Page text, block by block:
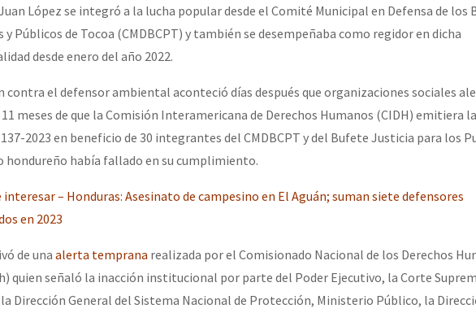
Tokín por el CNI: 30 años de Resistencia y Rebeldía
López se integró a la lucha popular desde el Comité Municipal en Defensa de los
y Públicos de Tocoa (CMDBCPT) y también se desempeñaba como regidor en dicha
desde enero del año 2022.
contra el defensor ambiental aconteció días después que organizaciones sociales
11 meses de que la Comisión Interamericana de Derechos Humanos (CIDH) emitiera
2023 en beneficio de 30 integrantes del CMDBCPT y del Bufete Justicia para los
hondureño había fallado en su cumplimiento.
interesar – Honduras: Asesinato de campesino en El Aguán; suman siete defensores
en 2023
de una alerta temprana realizada por el Comisionado Nacional de los Derechos
quien señaló la inacción institucional por parte del Poder Ejecutivo, la Corte
Dirección General del Sistema Nacional de Protección, Ministerio Público, la